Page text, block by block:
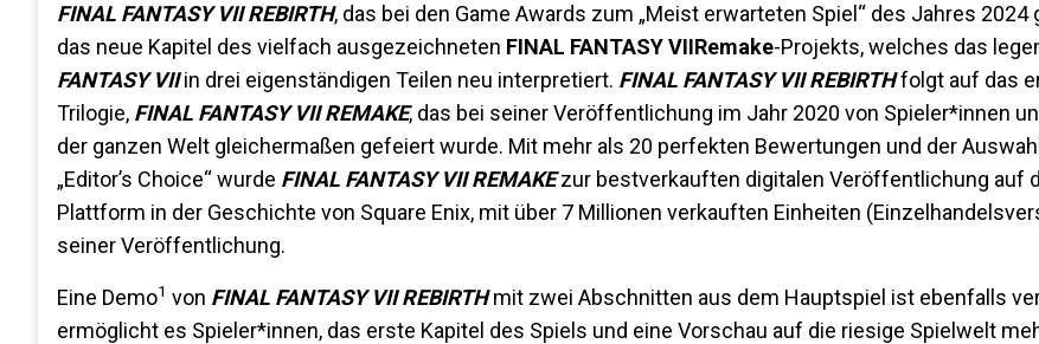
FINAL FANTASY VII REBIRTH, das bei den Game Awards zum „Meist erwarteten Spiel“ des Jahres
das neue Kapitel des vielfach ausgezeichneten FINAL FANTASY VIIRemake-Projekts, welches das
FANTASY VIIin drei eigenständigen Teilen neu interpretiert. FINAL FANTASY VII REBIRTHfolgt auf das
Trilogie, FINAL FANTASY VII REMAKE, das bei seiner Veröffentlichung im Jahr 2020 von Spieler*innen
der ganzen Welt gleichermaßen gefeiert wurde. Mit mehr als 20 perfekten Bewertungen und der
„Editor’s Choice“ wurde FINAL FANTASY VII REMAKEzur bestverkauften digitalen Veröffentlichung auf
Plattform in der Geschichte von Square Enix, mit über 7 Millionen verkauften Einheiten
seiner Veröffentlichung.
Eine Demo1 von FINAL FANTASY VII REBIRTHmit zwei Abschnitten aus dem Hauptspiel ist ebenfalls
ermöglicht es Spieler*innen, das erste Kapitel des Spiels und eine Vorschau auf die riesige Spielwelt